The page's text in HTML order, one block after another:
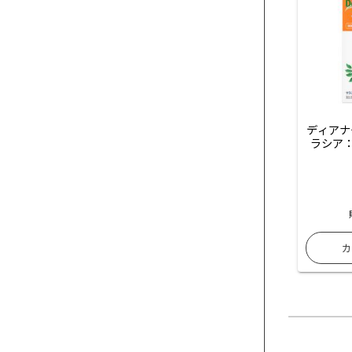
ディア
ラシア